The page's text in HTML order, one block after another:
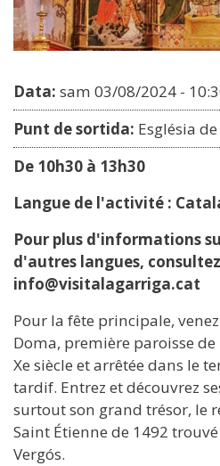
Data: sam 03/08/2024 -
Punt de sortida: Església
De 10h30 à 13h30
Langue de l'activité :
Pour plus d'informations
d'autres langues, consultez
info@visitalagarriga.cat
Pour la fête principale,
Doma, première paroisse
Xe siècle et arrêtée dans le
tardif. Entrez et découvrez
surtout son grand trésor, le
Saint Étienne de 1492
Vergós.